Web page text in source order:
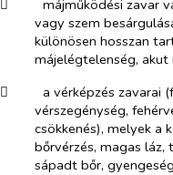
​
májműködési zavar
vagy szem
különösen hosszan
májelégtelenség,
​
a vérképzés zavarai
vérszegénység,
csökkenés), melyek a
bőrvérzés, magas láz,
sápadt bőr, gyengeség